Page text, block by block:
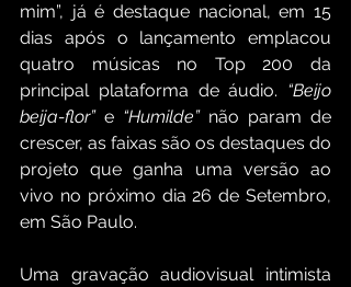
mim”, já é destaque nacional, em 15
dias após o lançamento emplacou
quatro músicas no Top 200 da
principal plataforma de áudio. “Beijo
beija-flor” e “Humilde” não param de
crescer, as faixas são os destaques do
projeto que ganha uma versão ao
vivo no próximo dia 26 de Setembro,
em São Paulo.
Uma gravação audiovisual intimista